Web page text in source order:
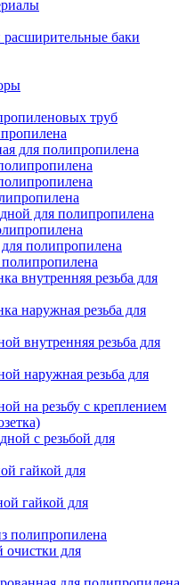
баки
труб
для полипропилена
для полипропилена
полипропилена
внутренняя резьба для
наружная резьба для
внутренняя резьба для
наружная резьба для
на резьбу с креплением
с резьбой для
гайкой для
гайкой для
полипропилена
очистки для